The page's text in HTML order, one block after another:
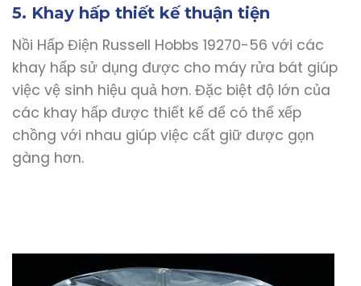
5. Khay hấp thiết kế thuận tiện
Nồi Hấp Điện Russell Hobbs 19270-56 với các
khay hấp sử dụng được cho máy rửa bát giúp
việc vệ sinh hiệu quả hơn. Đặc biệt độ lớn của
các khay hấp được thiết kế để có thể xếp
chồng với nhau giúp việc cất giữ được gọn
gàng hơn.